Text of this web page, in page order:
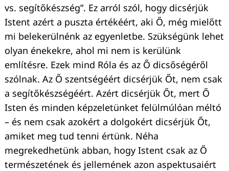
vs. segítőkészség”. Ez arról szól, hogy dicsérjük
Istent azért a puszta értékéért, aki Ő, még mielőtt
mi belekerülnénk az egyenletbe. Szükségünk lehet
olyan énekekre, ahol mi nem is kerülünk
említésre. Ezek mind Róla és az Ő dicsőségéről
szólnak. Az Ő szentségéért dicsérjük Őt, nem csak
a segítőkészségéért. Azért dicsérjük Őt, mert Ő
Isten és minden képzeletünket felülmúlóan méltó
– és nem csak azokért a dolgokért dicsérjük Őt,
amiket meg tud tenni értünk. Néha
megrekedhetünk abban, hogy Istent csak az Ő
természetének és jellemének azon aspektusaiért
Keresés: